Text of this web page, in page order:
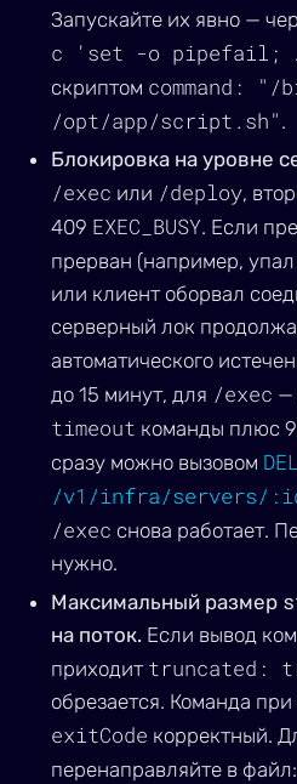
Запускайте их явно —
c 'set -o pipefail;
скриптом command: "/
/opt/app/script.sh" .
Блокировка на уровне
/exec или /deploy,
409 EXEC_BUSY. Если
прерван (например,
или клиент оборвал
серверный лок
автоматического
до 15 минут, для /exec —
timeout команды плюс
сразу можно вызовом
/v1/infra/servers/
/exec снова работает.
нужно.
Максимальный размер
на поток. Если вывод
приходит truncated:
обрезается. Команда
exitCode корректный.
перенаправляйте в файл: